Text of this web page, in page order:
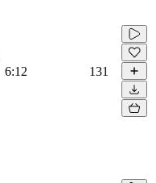
6:12 131